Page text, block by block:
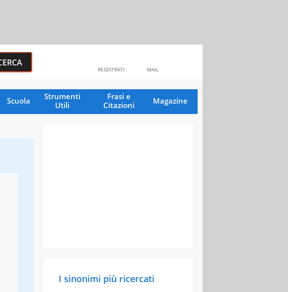
MAIL
REGISTRATI
Scuola
Strumenti
Utili
Frasi e
Citazioni
Magazine
I sinonimi più ricercati